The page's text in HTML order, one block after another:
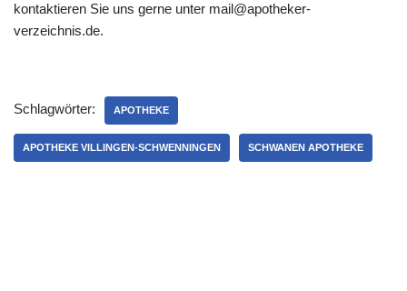
kontaktieren Sie uns gerne unter mail@apotheker-
verzeichnis.de.
Schlagwörter: APOTHEKE
APOTHEKE VILLINGEN-SCHWENNINGEN SCHWANEN APOTHEKE